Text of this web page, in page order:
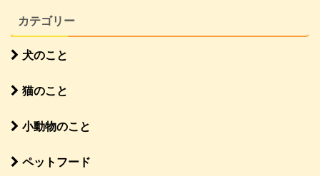
カテゴリー
犬のこと
猫のこと
小動物のこと
ペットフード